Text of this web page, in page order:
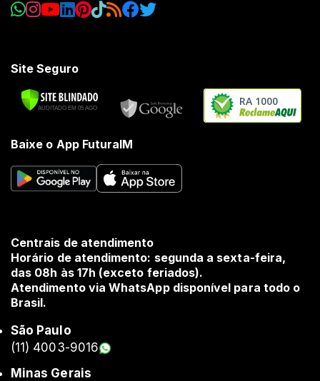
Site Seguro
RA 1000
Baixe o App FuturaIM
Centrais de atendimento
Horário de atendimento: segunda a sexta-feira,
das 08h às 17h (exceto feriados).
Atendimento via WhatsApp disponível para todo o
Brasil.
São Paulo
(11) 4003-9016
Minas Gerais